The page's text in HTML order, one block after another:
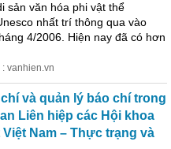
sản văn hóa phi vật thể
nhất trí thông qua vào
4/2006. Hiện nay đã có hơn
vanhien.vn
và quản lý báo chí trong
Liên hiệp các Hội khoa
Nam – Thực trạng và